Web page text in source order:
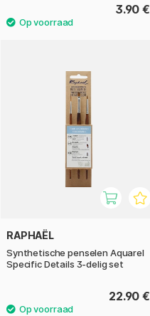
3.90 €
RAPHAËL
Synthetische penselen Aquarel
Specific Details 3-delig set
22.90 €